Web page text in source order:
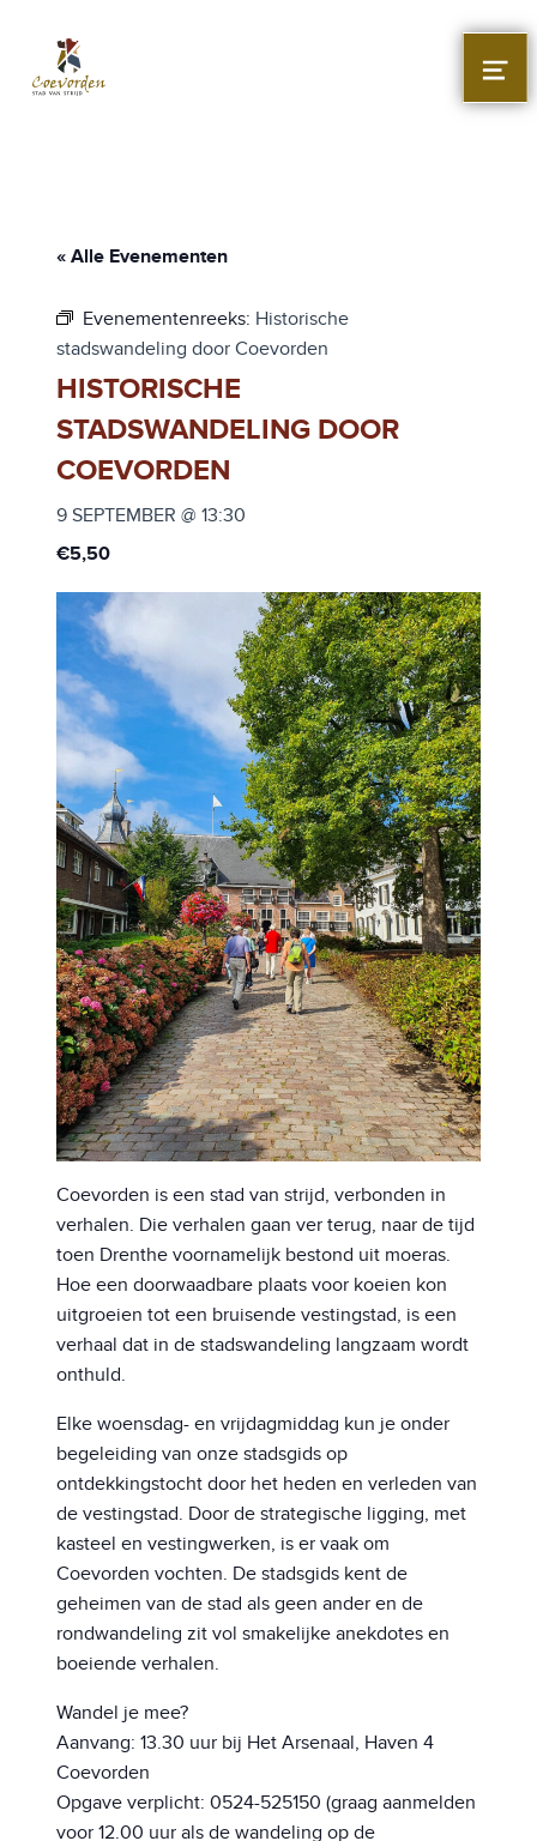
Stad Coevorden
STAD VAN STRIJD
« Alle Evenementen
Evenementenreeks: Historische
stadswandeling door Coevorden
HISTORISCHE
STADSWANDELING DOOR
COEVORDEN
9 SEPTEMBER @ 13:30
€5,50
Coevorden is een stad van strijd, verbonden in
verhalen. Die verhalen gaan ver terug, naar de tijd
toen Drenthe voornamelijk bestond uit moeras.
Hoe een doorwaadbare plaats voor koeien kon
uitgroeien tot een bruisende vestingstad, is een
verhaal dat in de stadswandeling langzaam wordt
onthuld.
Elke woensdag- en vrijdagmiddag kun je onder
begeleiding van onze stadsgids op
ontdekkingstocht door het heden en verleden van
de vestingstad. Door de strategische ligging, met
kasteel en vestingwerken, is er vaak om
Coevorden vochten. De stadsgids kent de
geheimen van de stad als geen ander en de
rondwandeling zit vol smakelijke anekdotes en
boeiende verhalen.
Wandel je mee?
Aanvang: 13.30 uur bij Het Arsenaal, Haven 4
Coevorden
Opgave verplicht: 0524-525150 (graag aanmelden
voor 12.00 uur als de wandeling op de